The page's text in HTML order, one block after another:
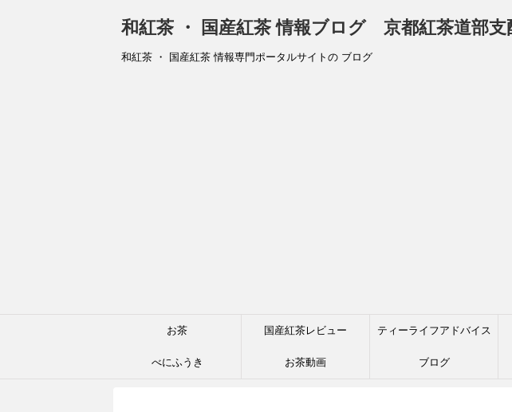
和紅茶 ・ 国産紅茶 情報ブログ 京都紅茶道部支
和紅茶 ・ 国産紅茶 情報専門ポータルサイトの ブログ
お茶 国産紅茶レビュー ティーライフアドバイス
べにふうき お茶動画 ブログ